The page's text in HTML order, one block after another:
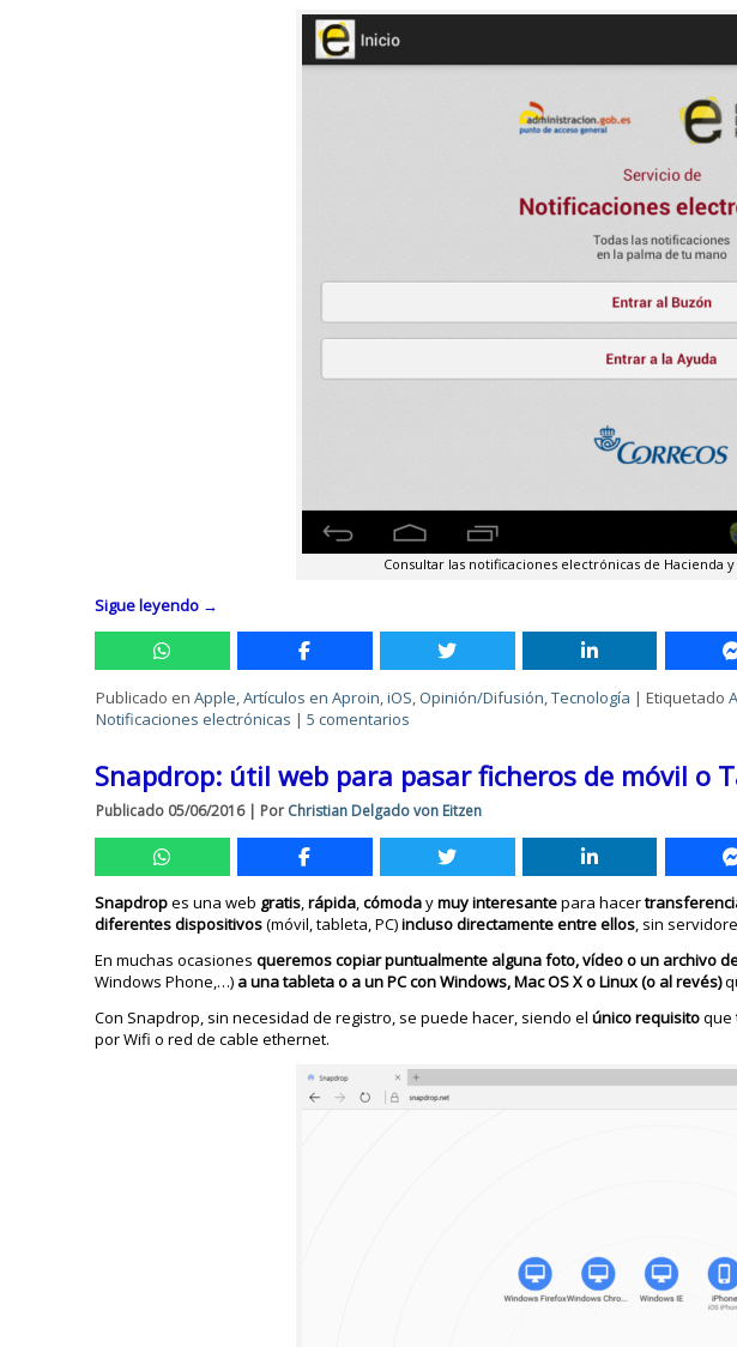
Consultar las notificaciones electrónicas de Hacienda
Sigue leyendo →
Publicado en Apple,Artículos en Aproin,iOS, Opinión/Difusión,Tecnología |Etiquetado
Notificaciones electrónicas |5 comentarios
Snapdrop: útil web para pasar ficheros de móvil o
Publicado 05/06/2016| Por Christian Delgado von Eitzen
Snapdropes una web gratis,rápida,cómodaymuyinteresantepara hacer
diferentesdispositivos(móvil, tableta, PC)inclusodirectamenteentreellos, sin
En muchas ocasionesqueremos copiar puntualmente alguna foto, vídeo o un archivo
Windows Phone,…) a una tableta o a un PC con Windows, Mac OS X o Linux (o al revés)
Con Snapdrop, sin necesidad de registro, se puede hacer, siendo elúnico requisitoque
por Wifi o red de cable ethernet.